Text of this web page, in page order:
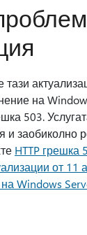
на
503.
заобиколно
HTTP грешка
от 11
Windows